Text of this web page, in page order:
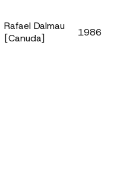
Rafael Dalmau
[Canuda]
1986